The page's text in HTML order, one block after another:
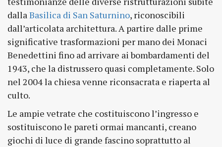
dallaBasilica di San Saturnino, riconoscibili
dall’articolata architettura. A partire dalle prime
significative trasformazioni per mano dei Monaci
Benedettini fino ad arrivare ai bombardamenti del
1943, che la distrussero quasi completamente. Solo
nel 2004 la chiesa venne riconsacrata e riaperta al
culto.
Le ampie vetrate che costituiscono l’ingresso e
sostituiscono le pareti ormai mancanti, creano
giochi di luce di grande fascino soprattutto al